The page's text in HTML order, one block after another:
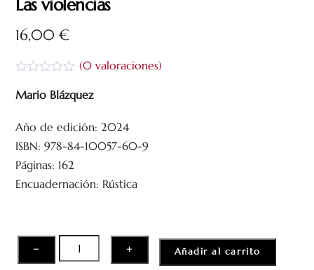
Las violencias
16,00€
a
r
d
o
c
o
5
(0valoraciones)
Mario Blázquez
Año de edición: 2024
ISBN: 978-84-10057-60-9
Páginas: 162
Encuadernación: Rústica
−
violencias
+ Añadir al carrito